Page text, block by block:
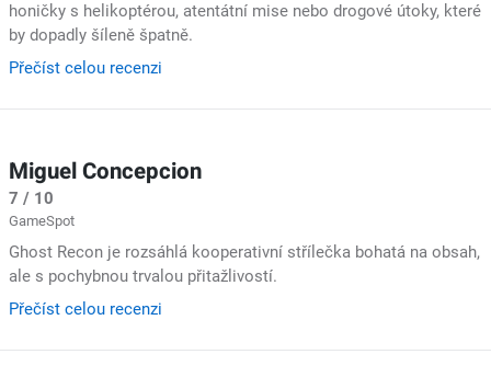
honičky s helikoptérou, atentátní mise nebo drogové útoky, které
by dopadly šíleně špatně.
Přečíst celou recenzi
Miguel Concepcion
7 / 10
GameSpot
Ghost Recon je rozsáhlá kooperativní střílečka bohatá na obsah,
ale s pochybnou trvalou přitažlivostí.
Přečíst celou recenzi